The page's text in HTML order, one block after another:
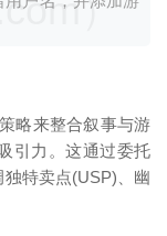
略来整合叙事与游
引力。这通过委托
特卖点(USP)、幽
）